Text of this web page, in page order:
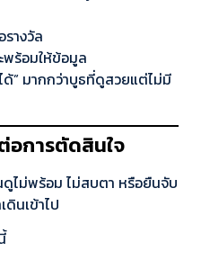
างวัล
ร้อมให้ข้อมูล
ด้” มากกว่าบูธที่ดูสวยแต่ไม่มี
อการตัดสินใจ
ไม่พร้อม ไม่สบตา หรือยืนจับ
นเข้าไป